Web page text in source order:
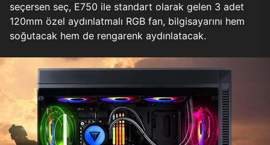
seçersen seç, E750 ile standart olarak gelen 3 adet
120mm özel aydınlatmalı RGB fan, bilgisayarını hem
soğutacak hem de rengarenk aydınlatacak.